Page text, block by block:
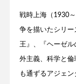
戦時上海（1930
争を描いたシリ
王』、『ヘーゼ
外主義、科学と倫
も通ずるアジェ